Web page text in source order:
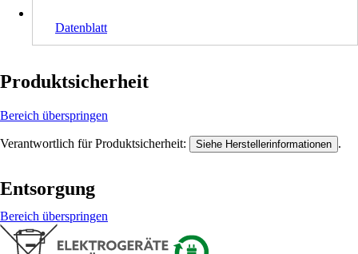
Datenblatt
Produktsicherheit
Bereich überspringen
Verantwortlich für Produktsicherheit: Siehe Herstellerinformationen .
Entsorgung
Bereich überspringen